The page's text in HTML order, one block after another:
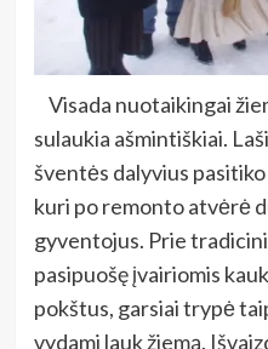
Visada nuotaikingai
sulaukia ašmintiškiai.
šventės dalyvius
kuri po remonto atvėrė
gyventojus. Prie
pasipuošę įvairiomis
pokštus, garsiai trypė
vydami lauk žiemą.